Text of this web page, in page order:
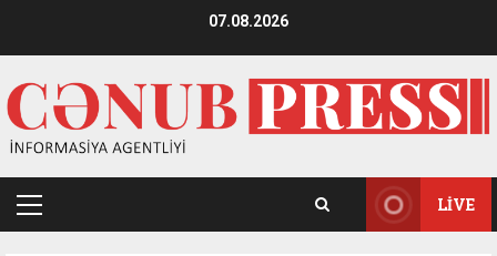
07.08.2026
Primary
LIVE